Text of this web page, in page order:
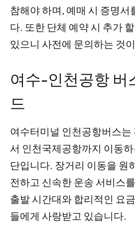
참해야 하며, 예매 시 증명서
다. 또한 단체 예약 시 추가
있으니 사전에 문의하는 것
여수-인천공항 버
드
여수터미널 인천공항버스는
서 인천국제공항까지 이동
단입니다. 장거리 이동을 원
전하고 신속한 운송 서비스
출발 시간대와 합리적인 요
들에게 사랑받고 있습니다.